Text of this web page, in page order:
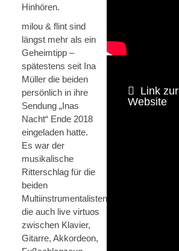
Hinhören.
milou & flint sind
längst mehr als ein
Geheimtipp –
spätestens seit Ina
Müller die beiden
persönlich in ihre
Sendung „Inas
Nacht“ Ende 2018
eingeladen hatte.
Es war der
musikalische
Ritterschlag für die
beiden
Multiinstrumentalisten,
die auch live virtuos
zwischen Klavier,
Gitarre, Akkordeon,
Link zur
Website